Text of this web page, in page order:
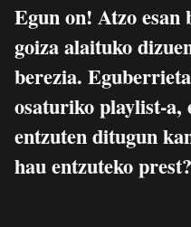
Egun on! Atzo esan
goiza alaituko
berezia.
osaturiko playlist-a,
entzuten ditugun
hau entzuteko